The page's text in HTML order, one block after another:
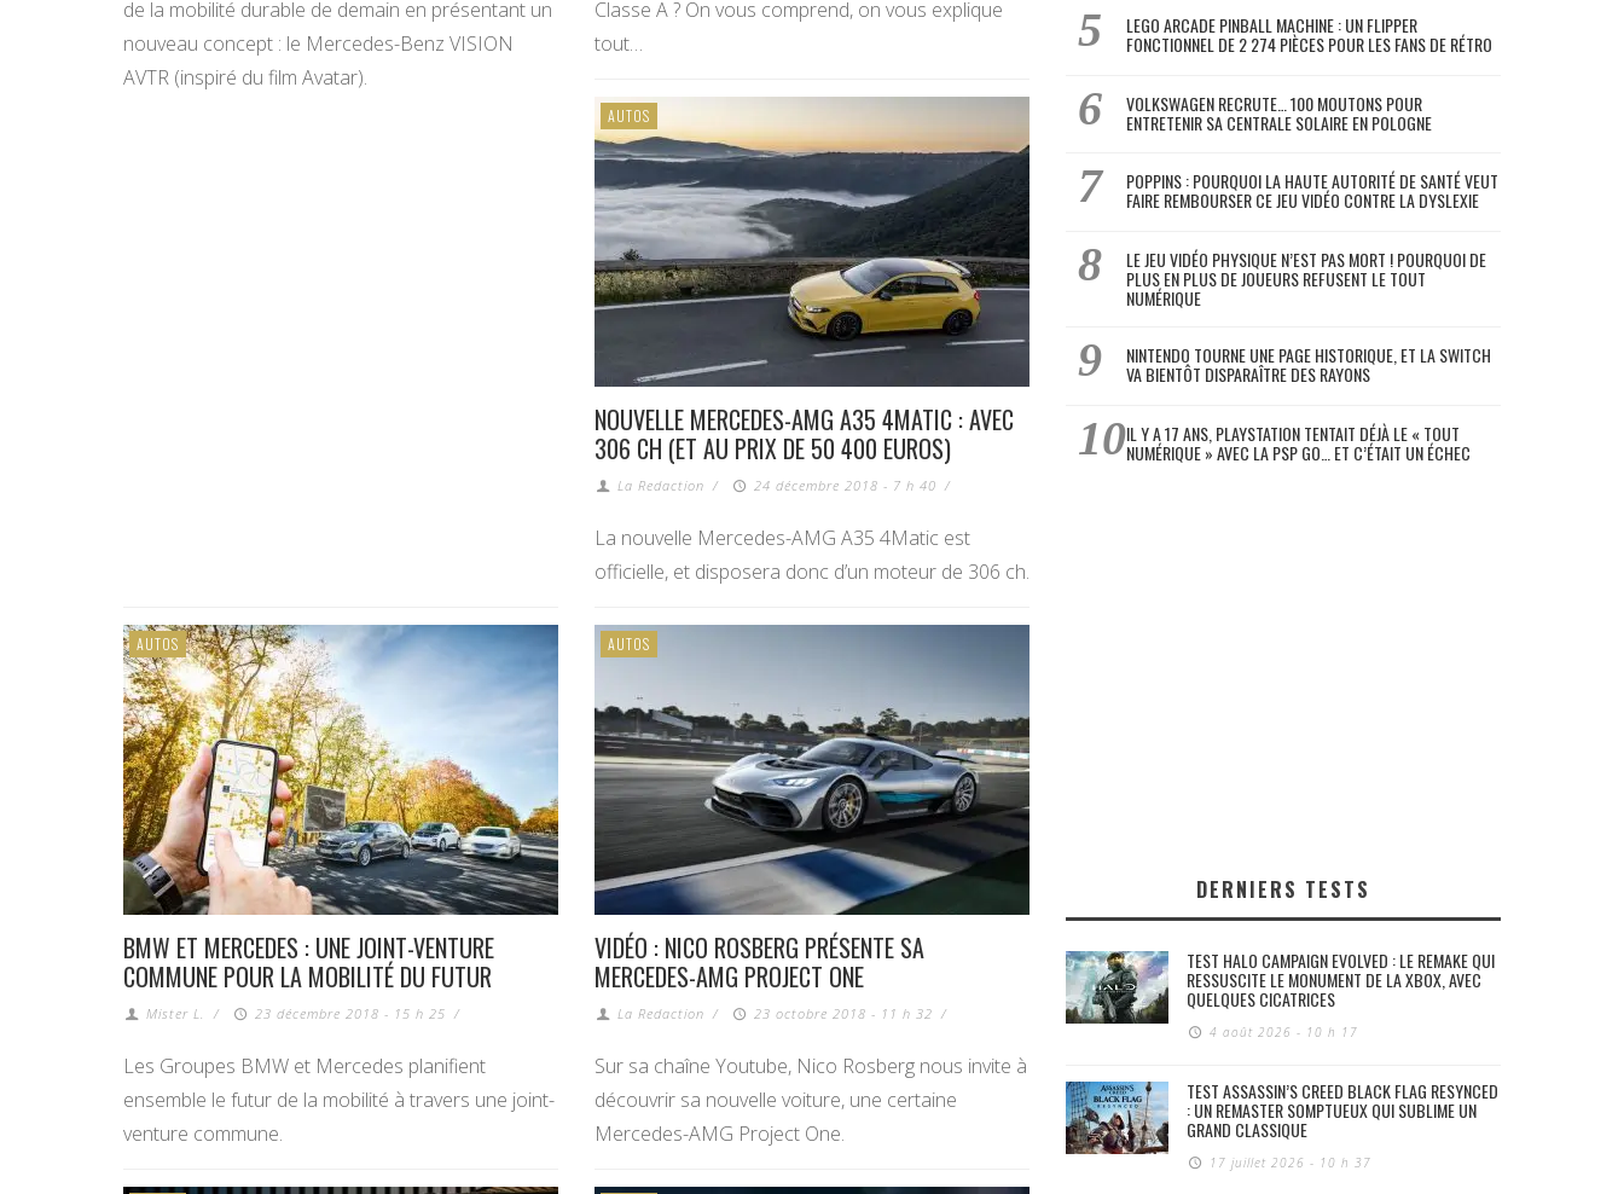
de la mobilité durable de demain en présentant un
nouveau concept : le Mercedes-Benz VISION
AVTR (inspiré du film Avatar).
Classe A ? On vous comprend, on vous explique
tout…
AUTOS
NOUVELLE MERCEDES-AMG A35 4MATIC : AVEC
306 CH (ET AU PRIX DE 50 400 EUROS)
La Redaction / 24 décembre 2018 - 7 h 40 /
La nouvelle Mercedes-AMG A35 4Matic est
officielle, et disposera donc d’un moteur de 306 ch.
AUTOS
BMW ET MERCEDES : UNE JOINT-VENTURE
COMMUNE POUR LA MOBILITÉ DU FUTUR
Mister L. / 23 décembre 2018 - 15 h 25 /
Les Groupes BMW et Mercedes planifient
ensemble le futur de la mobilité à travers une joint-
venture commune.
AUTOS
VIDÉO : NICO ROSBERG PRÉSENTE SA
MERCEDES-AMG PROJECT ONE
La Redaction / 23 octobre 2018 - 11 h 32 /
Sur sa chaîne Youtube, Nico Rosberg nous invite à
découvrir sa nouvelle voiture, une certaine
Mercedes-AMG Project One.
LEGO ARCADE PINBALL MACHINE : UN FLIPPER
FONCTIONNEL DE 2 274 PIÈCES POUR LES FANS DE RÉTRO
VOLKSWAGEN RECRUTE… 100 MOUTONS POUR
ENTRETENIR SA CENTRALE SOLAIRE EN POLOGNE
POPPINS : POURQUOI LA HAUTE AUTORITÉ DE SANTÉ VEUT
FAIRE REMBOURSER CE JEU VIDÉO CONTRE LA DYSLEXIE
LE JEU VIDÉO PHYSIQUE N’EST PAS MORT ! POURQUOI DE
PLUS EN PLUS DE JOUEURS REFUSENT LE TOUT
NUMÉRIQUE
NINTENDO TOURNE UNE PAGE HISTORIQUE, ET LA SWITCH
VA BIENTÔT DISPARAÎTRE DES RAYONS
IL Y A 17 ANS, PLAYSTATION TENTAIT DÉJÀ LE « TOUT
NUMÉRIQUE » AVEC LA PSP GO… ET C’ÉTAIT UN ÉCHEC
DERNIERS TESTS
TEST HALO CAMPAIGN EVOLVED : LE REMAKE QUI
RESSUSCITE LE MONUMENT DE LA XBOX, AVEC
QUELQUES CICATRICES
4 août 2026 - 10 h 17
TEST ASSASSIN’S CREED BLACK FLAG RESYNCED
: UN REMASTER SOMPTUEUX QUI SUBLIME UN
GRAND CLASSIQUE
17 juillet 2026 - 10 h 37